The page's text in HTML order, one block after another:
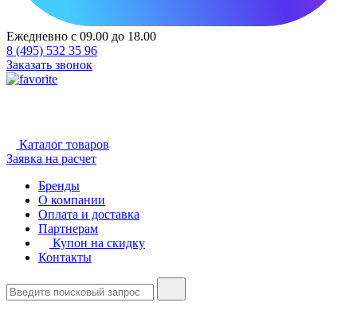
Ежедневно с 09.00 до 18.00
8 (495) 532 35 96
Заказать звонок
Каталог товаров
Заявка на расчет
Бренды
О компании
Оплата и доставка
Партнерам
Купон на скидку
Контакты